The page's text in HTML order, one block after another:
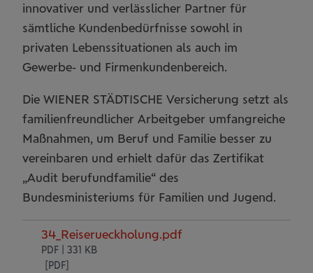
innovativer und verlässlicher Partner für
sämtliche Kundenbedürfnisse sowohl in
privaten Lebenssituationen als auch im
Gewerbe- und Firmenkundenbereich.
Die WIENER STÄDTISCHE Versicherung setzt als
familienfreundlicher Arbeitgeber umfangreiche
Maßnahmen, um Beruf und Familie besser zu
vereinbaren und erhielt dafür das Zertifikat
„Audit berufundfamilie“ des
Bundesministeriums für Familien und Jugend.
34_Reiserueckholung.pdf
PDF | 331 KB